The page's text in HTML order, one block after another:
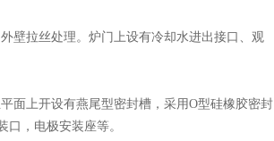
壁拉丝处理。炉门上设有冷却水进出接口、观
面上开设有燕尾型密封槽，采用O型硅橡胶密封
，电极安装座等。